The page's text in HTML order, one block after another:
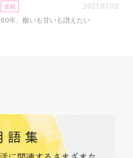
連載
60年、酸いも甘いも讃えたい
2021.07.03